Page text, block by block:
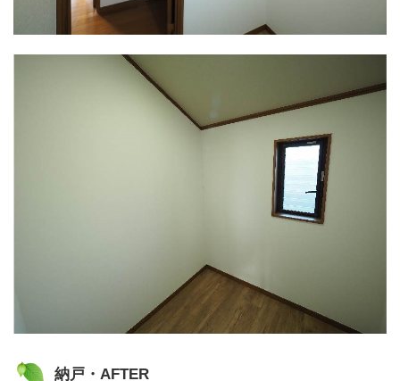
納戸・AFTER